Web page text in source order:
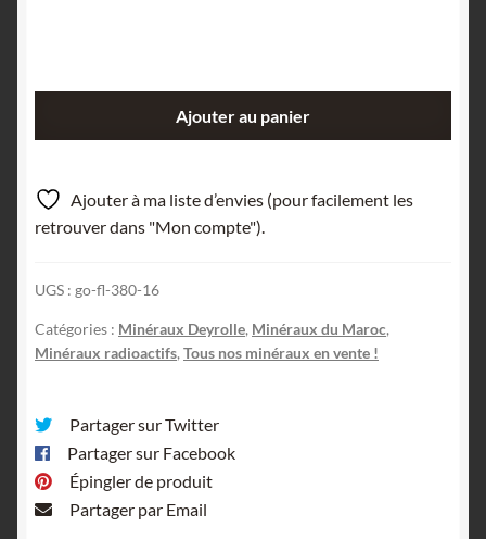
Azegour,
Maroc.
Ajouter au panier
Ajouter à ma liste d’envies (pour facilement les
retrouver dans "Mon compte").
UGS : go-fl-380-16
Catégories : Minéraux Deyrolle, Minéraux du Maroc,
Minéraux radioactifs, Tous nos minéraux en vente !
Partager sur Twitter
Partager sur Facebook
Épingler de produit
Partager par Email